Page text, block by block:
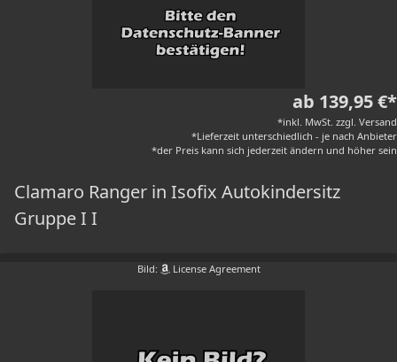
ab 139,95 €*
*inkl. MwSt. zzgl. Versand
*Lieferzeit unterschiedlich - je nach Anbieter
*der Preis kann sich jederzeit ändern und höher sein
Clamaro Ranger in Isofix Autokindersitz
Gruppe I I
Bild: License Agreement